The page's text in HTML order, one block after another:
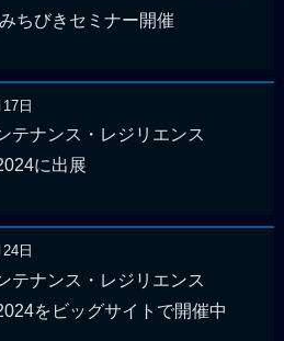
ちびきセミナー開催
日
テナンス・レジリエンス
に出展
日
テナンス・レジリエンス
をビッグサイトで開催中